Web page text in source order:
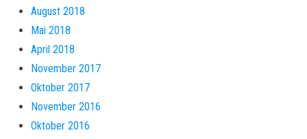
August 2018
Mai 2018
April 2018
November 2017
Oktober 2017
November 2016
Oktober 2016